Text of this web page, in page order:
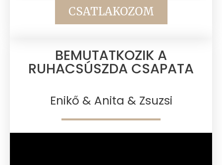
CSATLAKOZOM
BEMUTATKOZIK A
RUHACSÚSZDA CSAPATA​
Enikő & Anita & Zsuzsi